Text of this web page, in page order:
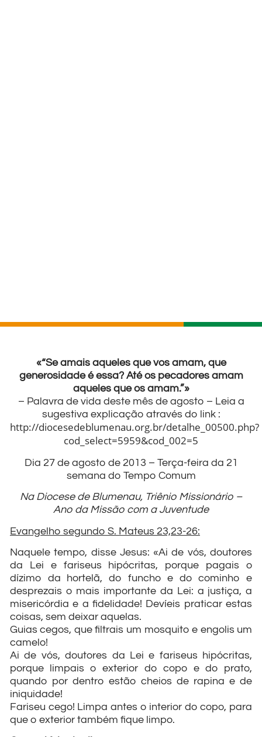
«“Se amais aqueles que vos amam, que
generosidade é essa? Até os pecadores amam
aqueles que os amam.”»
– Palavra de vida deste mês de agosto – Leia a
sugestiva explicação através do link :
http://diocesedeblumenau.org.br/detalhe_00500.php?
cod_select=5959&cod_002=5
Dia 27 de agosto de 2013 – Terça-feira da 21
semana do Tempo Comum
Na Diocese de Blumenau, Triênio Missionário –
Ano da Missão com a Juventude
Evangelho segundo S. Mateus 23,23-26:
Naquele tempo, disse Jesus: «Ai de vós, doutores
da Lei e fariseus hipócritas, porque pagais o
dízimo da hortelã, do funcho e do cominho e
desprezais o mais importante da Lei: a justiça, a
misericórdia e a fidelidade! Devíeis praticar estas
coisas, sem deixar aquelas.
Guias cegos, que filtrais um mosquito e engolis um
camelo!
Ai de vós, doutores da Lei e fariseus hipócritas,
porque limpais o exterior do copo e do prato,
quando por dentro estão cheios de rapina e de
iniquidade!
Fariseu cego! Limpa antes o interior do copo, para
que o exterior também fique limpo.